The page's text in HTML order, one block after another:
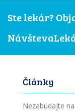
Ste lekár?
Články
Nezabúdajte